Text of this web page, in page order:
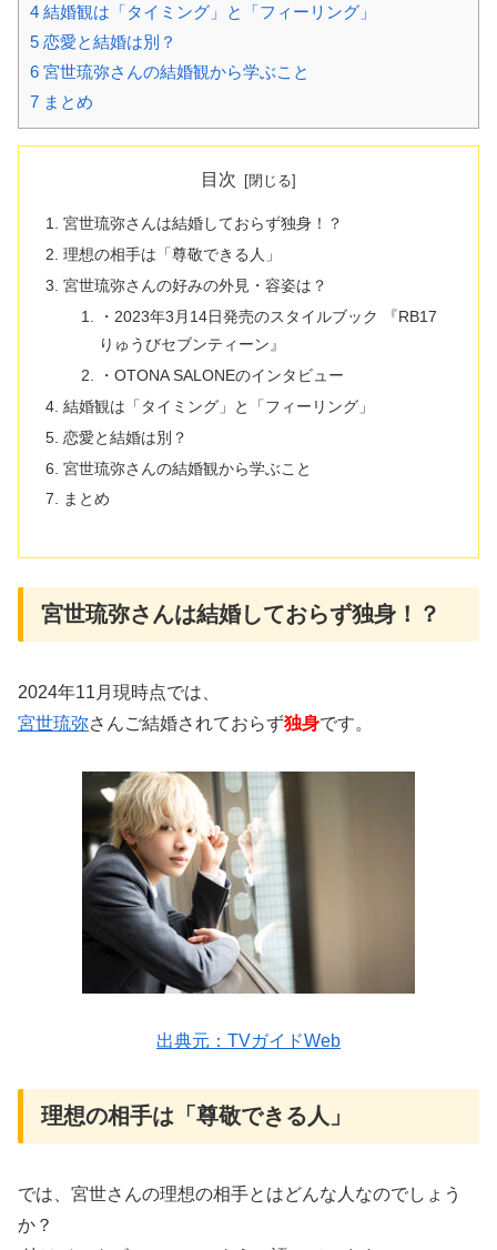
4 結婚観は「タイミング」と「フィーリング」
5 恋愛と結婚は別？
6 宮世琉弥さんの結婚観から学ぶこと
7 まとめ
目次
宮世琉弥さんは結婚しておらず独身！？
理想の相手は「尊敬できる人」
宮世琉弥さんの好みの外見・容姿は？
・2023年3月14日発売のスタイルブック 『RB17
りゅうびセブンティーン』
・OTONA SALONEのインタビュー
結婚観は「タイミング」と「フィーリング」
恋愛と結婚は別？
宮世琉弥さんの結婚観から学ぶこと
まとめ
宮世琉弥さんは結婚しておらず独身！？
2024年11月現時点では、
宮世琉弥さんご結婚されておらず独身です。
出典元：TVガイドWeb
理想の相手は「尊敬できる人」
では、宮世さんの理想の相手とはどんな人なのでしょう
か？